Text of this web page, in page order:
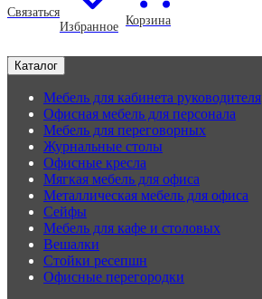
Связаться
Избранное Корзина
Каталог
Мебель для кабинета руководителя
Офисная мебель для персонала
Мебель для переговорных
Журнальные столы
Офисные кресла
Мягкая мебель для офиса
Металлическая мебель для офиса
Сейфы
Мебель для кафе и столовых
Вешалки
Стойки ресепшн
Офисные перегородки